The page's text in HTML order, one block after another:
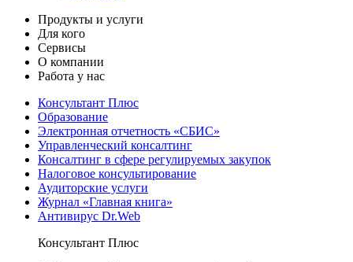
Продукты и услуги
Для кого
Сервисы
О компании
Работа у нас
Консультант Плюс
Образование
Электронная отчетность «СБИС»
Управленческий консалтинг
Консалтинг в сфере регулируемых закупок
Налоговое консультирование
Аудиторские услуги
Журнал «Главная книга»
Антивирус Dr.Web
Консультант Плюс